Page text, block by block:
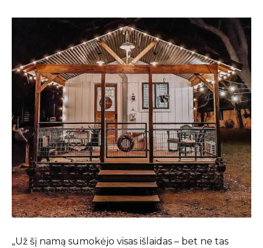
„Už šį namą sumokėjo visas išlaidas – bet ne tas